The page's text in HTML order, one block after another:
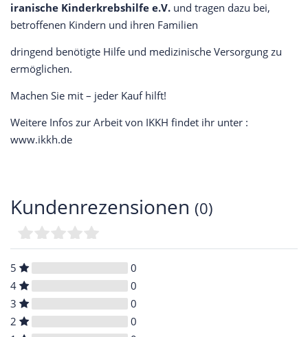
iranische Kinderkrebshilfe e.V. und tragen dazu bei,
betroffenen Kindern und ihren Familien
dringend benötigte Hilfe und medizinische Versorgung zu
ermöglichen.
Machen Sie mit – jeder Kauf hilft!
Weitere Infos zur Arbeit von IKKH findet ihr unter :
www.ikkh.de
Kundenrezensionen (0)
5
0
4
0
3
0
2
0